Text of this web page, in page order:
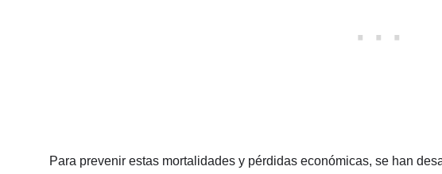
Para prevenir estas mortalidades y pérdidas económicas, se han